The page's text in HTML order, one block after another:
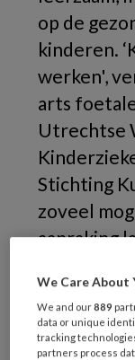
op de
kinderen.
werken',
arts
Utrechtse
Stichting
zoveel
aanraking
We Care About
We and our889
data or unique
tracking
partners process